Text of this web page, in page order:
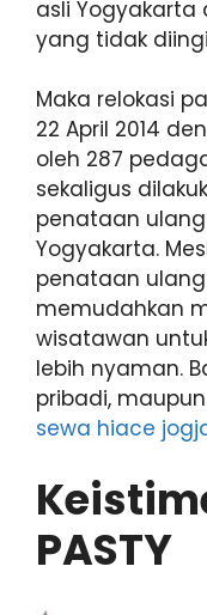
asli Yogyakarta
yang tidak
Maka relokasi
22 April 2014
oleh 287
sekaligus
penataan
Yogyakarta.
penataan
memudahkan
wisatawan
lebih nyaman.
pribadi,
sewa hiace
PASTY